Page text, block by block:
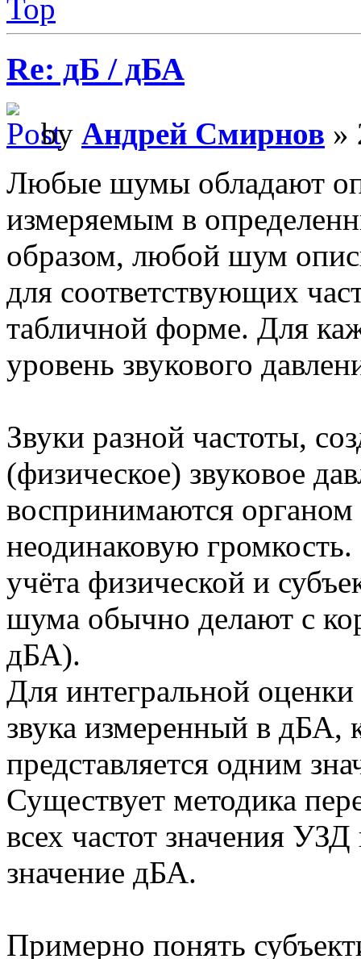
Top
Re: дБ / дБА
by Андрей Смирнов »
Любые шумы обладают
измеряемым в
образом, любой шум
для соответствующих
табличной форме. Для
уровень звукового
Звуки разной частоты,
(физическое) звуковое
воспринимаются
неодинаковую
учёта физической и
шума обычно делают с
дБА).
Для интегральной
звука измеренный в дБА,
представляется одним
Существует методика
всех частот значения
значение дБА.
Примерно понять